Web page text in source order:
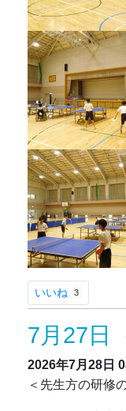
いいね 3
7月27日
2026年7月28日
＜先生方の研修